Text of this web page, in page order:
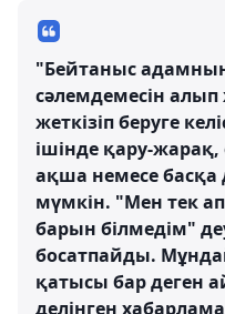
"Бейтаныс
сәлемдемесін алып
жеткізіп беруге
ішінде қару-жарақ,
ақша немесе басқа
мүмкін. "Мен тек
барын білмедім"
босатпайды.
қатысы бар деген
делінген